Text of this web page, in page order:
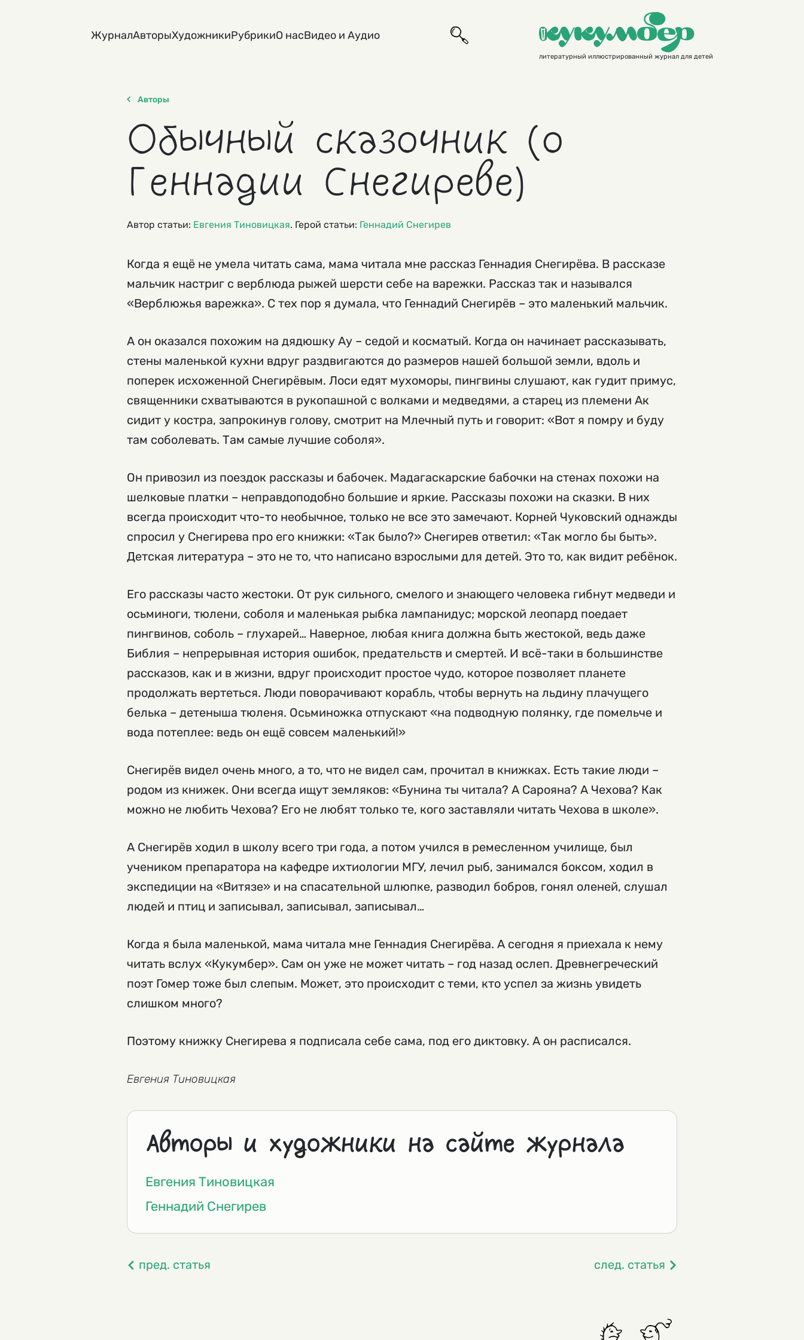
ЖурналАвторыХудожникиРубрикиО насВидео и Аудио
литературный иллюстрированный журнал для детей
Авторы
Обычный сказочник (о
Геннадии Снегиреве)
Автор статьи: Евгения Тиновицкая. Герой статьи: Геннадий Снегирев
Когда я ещё не умела читать сама, мама читала мне рассказ Геннадия Снегирёва. В рассказе
мальчик настриг с верблюда рыжей шерсти себе на варежки. Рассказ так и назывался
«Верблюжья варежка». С тех пор я думала, что Геннадий Снегирёв – это маленький мальчик.
А он оказался похожим на дядюшку Ау – седой и косматый. Когда он начинает рассказывать,
стены маленькой кухни вдруг раздвигаются до размеров нашей большой земли, вдоль и
поперек исхоженной Снегирёвым. Лоси едят мухоморы, пингвины слушают, как гудит примус,
священники схватываются в рукопашной с волками и медведями, а старец из племени Ак
сидит у костра, запрокинув голову, смотрит на Млечный путь и говорит: «Вот я помру и буду
там соболевать. Там самые лучшие соболя».
Он привозил из поездок рассказы и бабочек. Мадагаскарские бабочки на стенах похожи на
шелковые платки – неправдоподобно большие и яркие. Рассказы похожи на сказки. В них
всегда происходит что-то необычное, только не все это замечают. Корней Чуковский однажды
спросил у Снегирева про его книжки: «Так было?» Снегирев ответил: «Так могло бы быть».
Детская литература – это не то, что написано взрослыми для детей. Это то, как видит ребёнок.
Его рассказы часто жестоки. От рук сильного, смелого и знающего человека гибнут медведи и
осьминоги, тюлени, соболя и маленькая рыбка лампанидус; морской леопард поедает
пингвинов, соболь – глухарей… Наверное, любая книга должна быть жестокой, ведь даже
Библия – непрерывная история ошибок, предательств и смертей. И всё-таки в большинстве
рассказов, как и в жизни, вдруг происходит простое чудо, которое позволяет планете
продолжать вертеться. Люди поворачивают корабль, чтобы вернуть на льдину плачущего
белька – детеныша тюленя. Осьминожка отпускают «на подводную полянку, где помельче и
вода потеплее: ведь он ещё совсем маленький!»
Снегирёв видел очень много, а то, что не видел сам, прочитал в книжках. Есть такие люди –
родом из книжек. Они всегда ищут земляков: «Бунина ты читала? А Сарояна? А Чехова? Как
можно не любить Чехова? Его не любят только те, кого заставляли читать Чехова в школе».
А Снегирёв ходил в школу всего три года, а потом учился в ремесленном училище, был
учеником препаратора на кафедре ихтиологии МГУ, лечил рыб, занимался боксом, ходил в
экспедиции на «Витязе» и на спасательной шлюпке, разводил бобров, гонял оленей, слушал
людей и птиц и записывал, записывал, записывал…
Когда я была маленькой, мама читала мне Геннадия Снегирёва. А сегодня я приехала к нему
читать вслух «Кукумбер». Сам он уже не может читать – год назад ослеп. Древнегреческий
поэт Гомер тоже был слепым. Может, это происходит с теми, кто успел за жизнь увидеть
слишком много?
Поэтому книжку Снегирева я подписала себе сама, под его диктовку. А он расписался.
Евгения Тиновицкая
Авторы и художники на сайте журнала
Евгения Тиновицкая
Геннадий Снегирев
пред. статья след. статья